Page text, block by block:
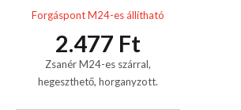
Forgáspont M24-es állítható
2.477 Ft
Zsanér M24-es szárral,
hegeszthető, horganyzott.